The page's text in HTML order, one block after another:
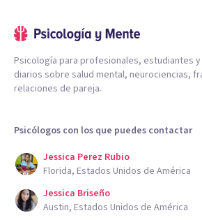
Psicología para profesionales, estudiantes
diarios sobre salud mental, neurociencias,
relaciones de pareja.
Psicólogos con los que puedes contactar
Jessica Perez Rubio
Florida, Estados Unidos de América
Jessica Briseño
Austin, Estados Unidos de América